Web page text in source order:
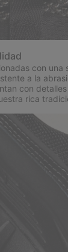
con una
a la
con
rica